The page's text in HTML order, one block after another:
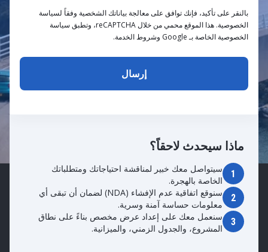
ماذا سيحدث لاحقاً؟
1
سيتواصل معك خبير لمناقشة احتياجاتك ومتطلباتك
الخاصة بالهجرة.
2
سنوقع اتفاقية عدم الإفشاء (NDA) لضمان أن تبقى أي
معلومات حساسة آمنة وسرية.
3
سنعمل معك على إعداد عرض مخصص بناءً على نطاق
المشروع، والجدول الزمني، والميزانية.
بالنقر على تأكيد، فإنك توافق على معالجة بياناتك الشخصية وفقاً لسياسة
الخصوصية. هذا الموقع محمي من خلال reCAPTCHA، وتطبق سياسة
الخصوصية الخاصة بـ Google وشروط الخدمة.